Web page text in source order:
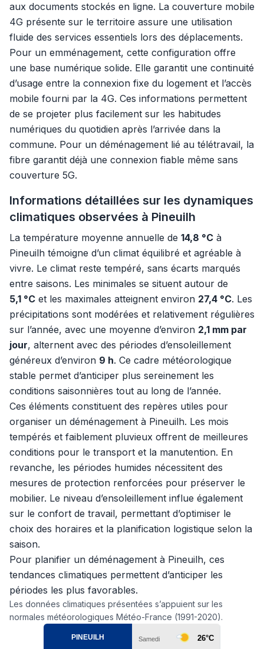
aux documents stockés en ligne. La couverture mobile
4G présente sur le territoire assure une utilisation
fluide des services essentiels lors des déplacements.
Pour un emménagement, cette configuration offre
une base numérique solide. Elle garantit une continuité
d’usage entre la connexion fixe du logement et l’accès
mobile fourni par la 4G. Ces informations permettent
de se projeter plus facilement sur les habitudes
numériques du quotidien après l’arrivée dans la
commune. Pour un déménagement lié au télétravail, la
fibre garantit déjà une connexion fiable même sans
couverture 5G.
Informations détaillées sur les dynamiques
climatiques observées à Pineuilh
La température moyenne annuelle de 14,8 °C à
Pineuilh témoigne d’un climat équilibré et agréable à
vivre. Le climat reste tempéré, sans écarts marqués
entre saisons. Les minimales se situent autour de
5,1 °C et les maximales atteignent environ 27,4 °C. Les
précipitations sont modérées et relativement régulières
sur l’année, avec une moyenne d’environ 2,1 mm par
jour, alternent avec des périodes d’ensoleillement
généreux d’environ 9 h. Ce cadre météorologique
stable permet d’anticiper plus sereinement les
conditions saisonnières tout au long de l’année.
Ces éléments constituent des repères utiles pour
organiser un déménagement à Pineuilh. Les mois
tempérés et faiblement pluvieux offrent de meilleures
conditions pour le transport et la manutention. En
revanche, les périodes humides nécessitent des
mesures de protection renforcées pour préserver le
mobilier. Le niveau d’ensoleillement influe également
sur le confort de travail, permettant d’optimiser le
choix des horaires et la planification logistique selon la
saison.
Pour planifier un déménagement à Pineuilh, ces
tendances climatiques permettent d’anticiper les
périodes les plus favorables.
Les données climatiques présentées s’appuient sur les
normales météorologiques Météo-France (1991-2020).